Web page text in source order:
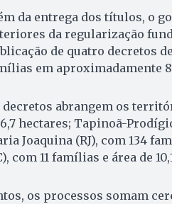
da entrega dos títulos, o
da regularização
de quatro decretos
em aproximadamente
decretos abrangem os
hectares; Tapinoã-
Joaquina (RJ), com 134
com 11 famílias e área de
os processos somam